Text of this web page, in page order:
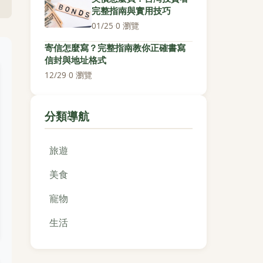
完整指南與實用技巧
01/25·0 瀏覽
寄信怎麼寫？完整指南教你正確書寫
信封與地址格式
12/29·0 瀏覽
分類導航
旅遊
美食
寵物
生活